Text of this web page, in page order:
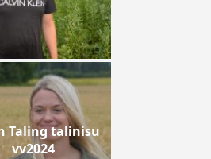
Taling talinisu
vv2024